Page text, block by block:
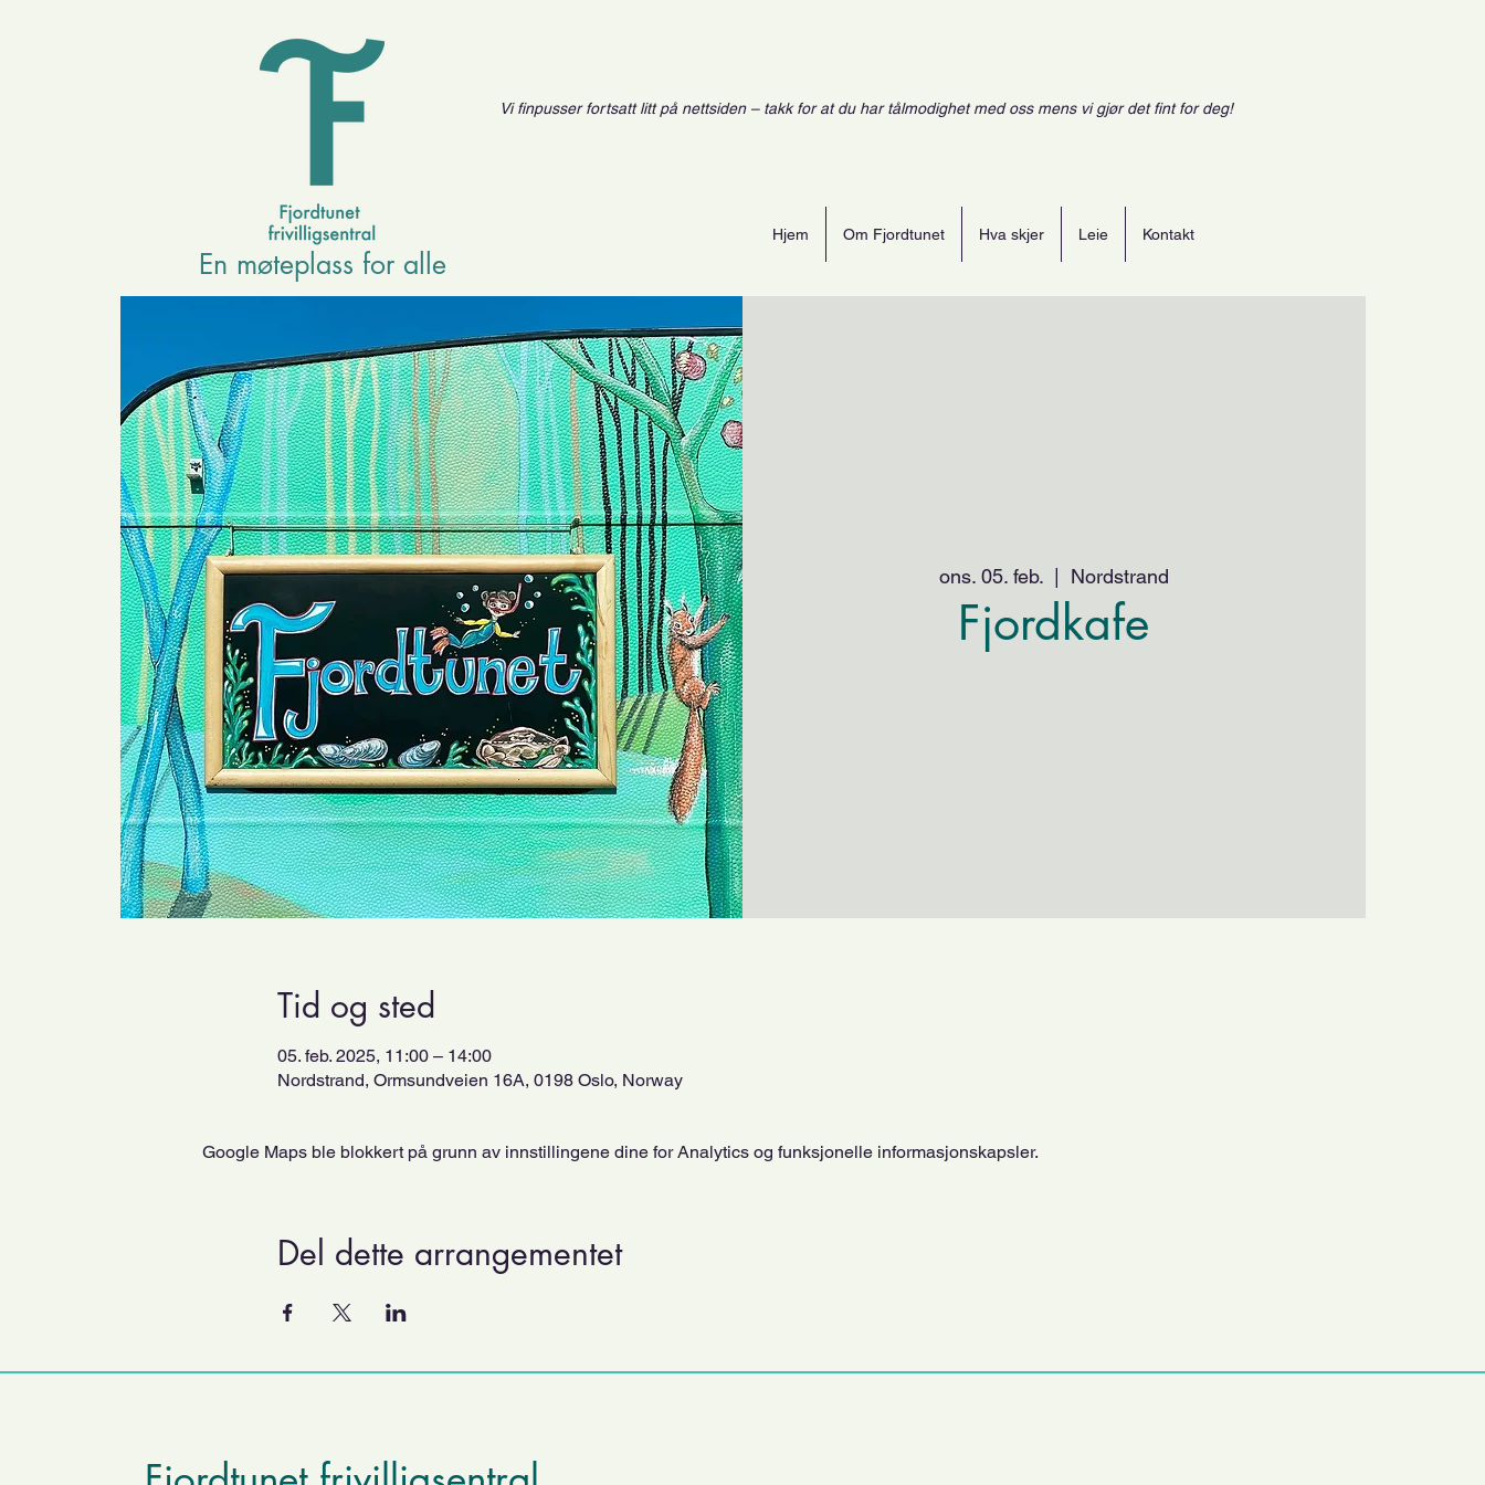
Vi finpusser fortsatt litt på nettsiden – takk for at du har tålmodighet med oss mens vi gjør det fint for deg!
En møteplass for alle
Hjem Om Fjordtunet Hva skjer Leie Kontakt
ons. 05. feb.
  |
Nordstrand
Fjordkafe
Tid og sted
05. feb. 2025, 11:00 – 14:00
Nordstrand, Ormsundveien 16A, 0198 Oslo, Norway
Google Maps ble blokkert på grunn av innstillingene dine for Analytics og funksjonelle informasjonskapsler.
Del dette arrangementet